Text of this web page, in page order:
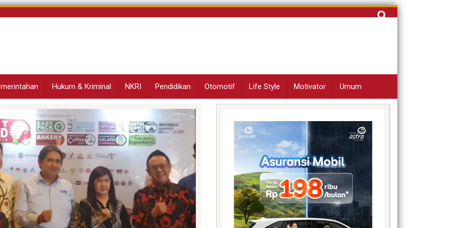
Cari
Hukum & Kriminal NKRI Pendidikan Otomotif Life Style Motivator Umum